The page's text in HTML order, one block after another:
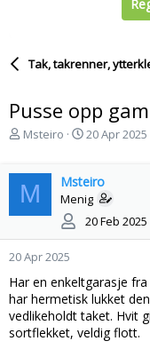
Tak, takrenner,
Pusse opp
T
d
s
t
r
t
e
r
Msteiro
S
r
t
a
t
20 Apr 2025
M Msteiro
Menig
20 Feb 2025
20 Apr 2025
Har en enkeltgarasje
har hermetisk lukket
vedlikeholdt taket. Hvit
sortflekket, veldig flott.